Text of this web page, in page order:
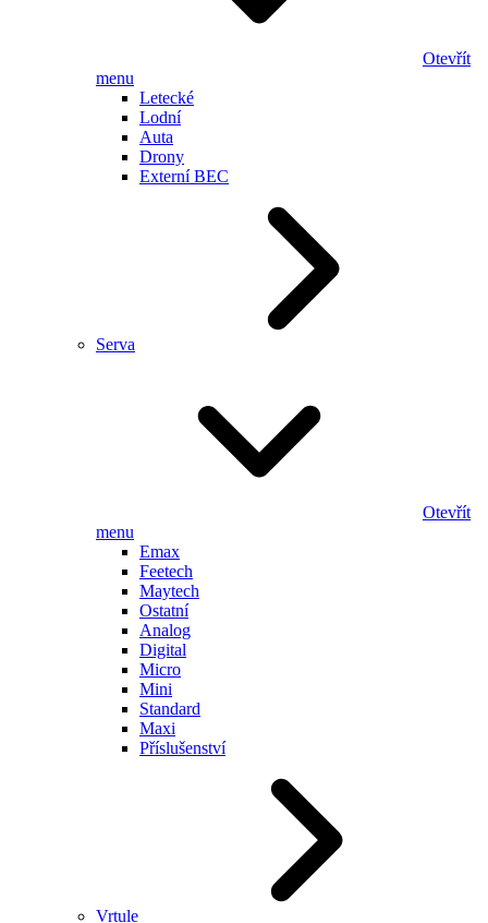
Otevřít
menu
Letecké
Lodní
Auta
Drony
Externí BEC
Serva
Otevřít
menu
Emax
Feetech
Maytech
Ostatní
Analog
Digital
Micro
Mini
Standard
Maxi
Příslušenství
Vrtule